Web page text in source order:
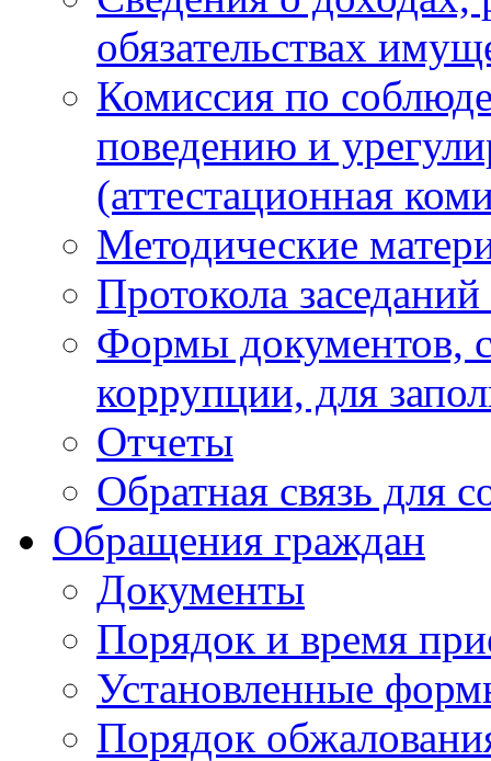
обязательствах
Комиссия по
поведению и
(аттестационная
Методические
Протокола
Формы документов,
коррупции, для
Отчеты
Обратная связь для
Обращения граждан
Документы
Порядок и время
Установленные
Порядок